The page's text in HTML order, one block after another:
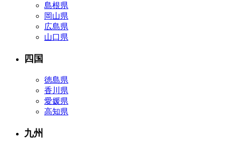
島根県
岡山県
広島県
山口県
四国
徳島県
香川県
愛媛県
高知県
九州